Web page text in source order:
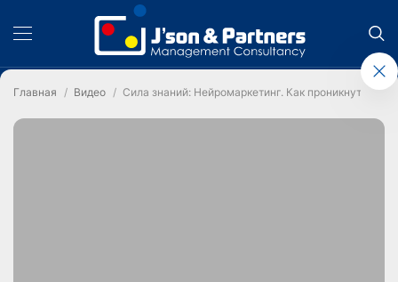
Главная Видео Сила знаний: Нейромаркетинг. Как проникнуть в